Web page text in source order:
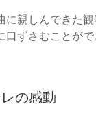
に親しんできた
口ずさむことが
の感動